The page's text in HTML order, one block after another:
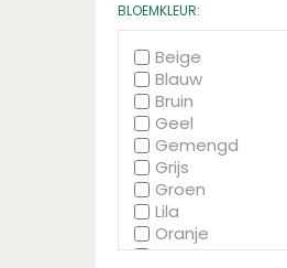
BLOEMKLEUR:
Beige
Blauw
Bruin
Geel
Gemengd
Grijs
Groen
Lila
Oranje
Paars